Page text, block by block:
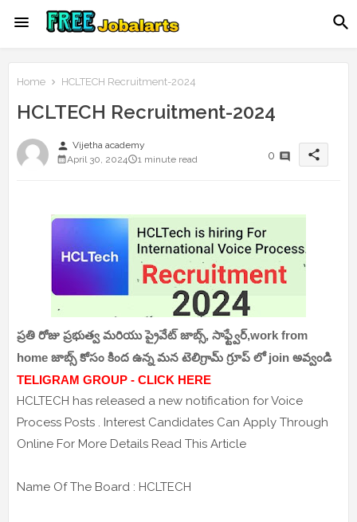
Home HCLTECH Recruitment-2024
HCLTECH Recruitment-2024
person Vijetha academy
April 30, 2024
1 minute read 0 share
ప్రతి రోజు ప్రభుత్వ మరియు ప్రైవేట్ జాబ్స్, సాఫ్ట్వేర్,work from
home జాబ్స్ కోసం కింద ఉన్న మన టెలిగ్రామ్ గ్రూప్ లో join అవ్వండి
TELIGRAM GROUP - CLICK HERE
HCLTECH has released a new notification for Voice
Process Posts . Interest Candidates Can Apply Through
Online For More Details Read This Article
Name Of The Board : HCLTECH